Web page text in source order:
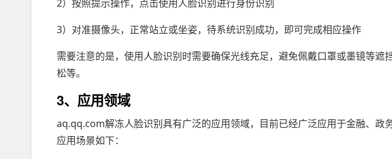
2）按照提示操作，点击使用人脸识别进行身份识别
3）对准摄像头，正常站立或坐姿，待系统识别成功，即可完成相应操作
需要注意的是，使用人脸识别时需要确保光线充足，避免佩戴口罩或墨镜等遮
松等。
3、应用领域
aq.qq.com解冻人脸识别具有广泛的应用领域，目前已经广泛应用于金融、政
应用场景如下：